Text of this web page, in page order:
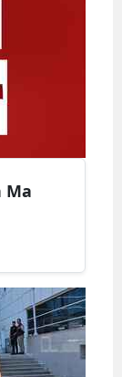
Tunceli
Şanlıurfa
Uşak
Ma